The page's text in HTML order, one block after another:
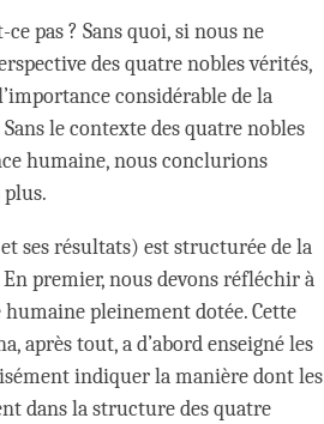
ce pas ? Sans quoi, si nous ne
des quatre nobles vérités,
considérable de la
le contexte des quatre nobles
humaine, nous conclurions
ses résultats) est structurée de la
premier, nous devons réfléchir à
pleinement dotée. Cette
après tout, a d’abord enseigné les
indiquer la manière dont les
dans la structure des quatre